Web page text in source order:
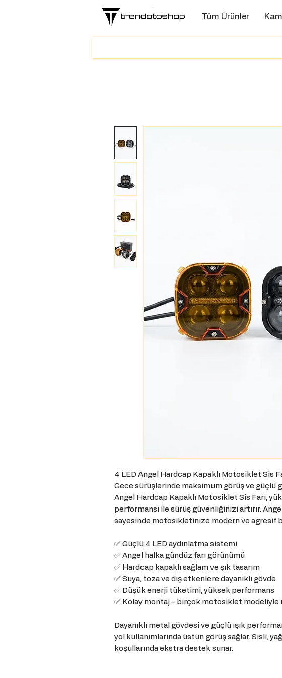
Tüm Ürünler
4 LED Angel Hardcap Kapaklı Motosiklet Sis
Gece sürüşlerinde maksimum görüş ve güçlü
Angel Hardcap Kapaklı Motosiklet Sis Farı,
performansı ile sürüş güvenliğinizi artırır.
sayesinde motosikletinize modern ve agresif
✅ Güçlü 4 LED aydınlatma sistemi
✅ Angel halka gündüz farı görünümü
✅ Hardcap kapaklı sağlam ve şık tasarım
✅ Suya, toza ve dış etkenlere dayanıklı gövde
✅ Düşük enerji tüketimi, yüksek performans
✅ Kolay montaj – birçok motosiklet modeliyle
Dayanıklı metal gövdesi ve güçlü ışık
yol kullanımlarında üstün görüş sağlar. Sisli,
koşullarında ekstra destek sunar.